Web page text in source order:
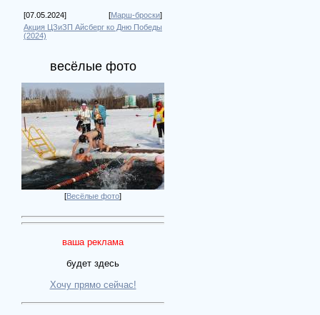
[07.05.2024] [Марш-броски]
Акция ЦЗиЗП Айсберг ко Дню Победы
(2024)
весёлые фото
[Весёлые фото]
ваша реклама
будет здесь
Хочу прямо сейчас!